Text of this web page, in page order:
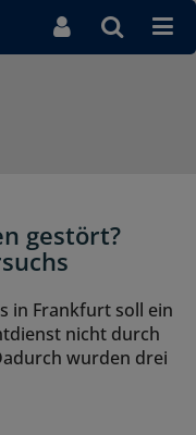
gestört?
in Frankfurt soll ein
nicht durch
wurden drei